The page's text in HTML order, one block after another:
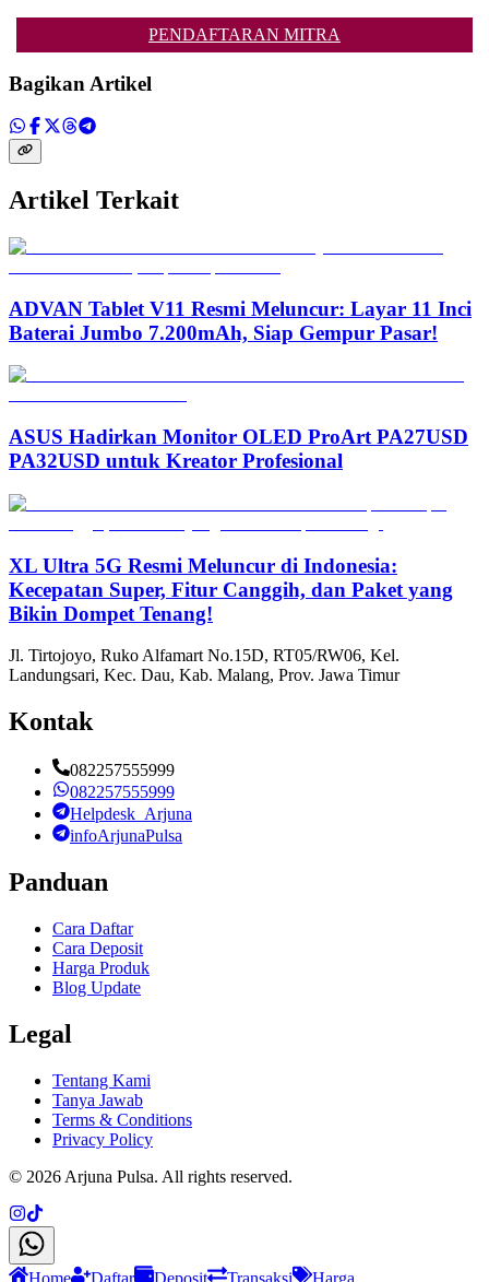
PENDAFTARAN MITRA
Bagikan Artikel
Artikel Terkait
ADVAN Tablet V11 Resmi Meluncur: Layar 11 Inci
Baterai Jumbo 7.200mAh, Siap Gempur Pasar!
ASUS Hadirkan Monitor OLED ProArt PA27USD
PA32USD untuk Kreator Profesional
XL Ultra 5G Resmi Meluncur di Indonesia:
Kecepatan Super, Fitur Canggih, dan Paket yang
Bikin Dompet Tenang!
Jl. Tirtojoyo, Ruko Alfamart No.15D, RT05/RW06, Kel.
Landungsari, Kec. Dau, Kab. Malang, Prov. Jawa Timur
Kontak
082257555999
082257555999
Helpdesk_Arjuna
infoArjunaPulsa
Panduan
Cara Daftar
Cara Deposit
Harga Produk
Blog Update
Legal
Tentang Kami
Tanya Jawab
Terms & Conditions
Privacy Policy
© 2026 Arjuna Pulsa. All rights reserved.
Home Daftar Deposit Transaksi Harga